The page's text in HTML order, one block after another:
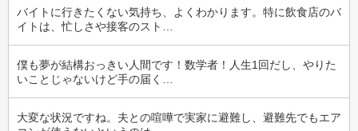
バイトに行きたくない気持ち、よくわかります。特に飲食店のバ
イトは、忙しさや接客のスト…
僕も夢が結構おっきい人間です！数学者！人生1回だし、やりた
いことじゃないけど手の届く…
大変な状況ですね。夫との喧嘩で実家に避難し、避難先でもエア